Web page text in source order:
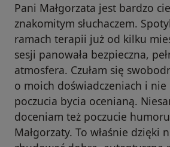
Pani Małgorzata jest bardzo
znakomitym słuchaczem.
ramach terapii już od kilku
sesji panowała bezpieczna,
atmosfera. Czułam się
o moich doświadczeniach i nie
poczucia bycia ocenianą.
doceniam też poczucie
Małgorzaty. To właśnie dzięki